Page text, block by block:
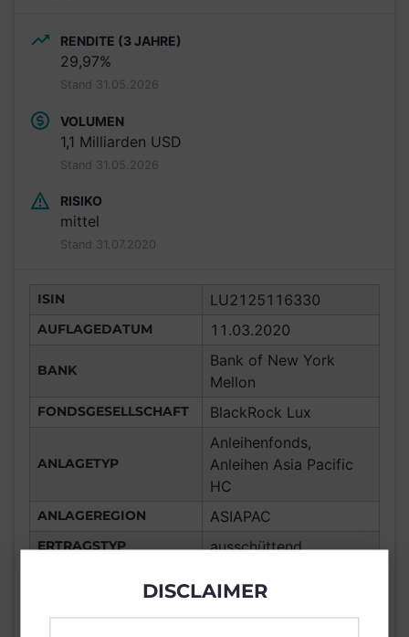
RENDITE (3 JAHRE)
29,97%
Stand 31.05.2026
VOLUMEN
1,1 Milliarden USD
Stand 31.05.2026
RISIKO
mittel
Stand 31.07.2020
ISIN LU2125116330
AUFLAGEDATUM 11.03.2020
BANK
Bank of New York
Mellon
FONDSGESELLSCHAFT BlackRock Lux
ANLAGETYP
Anleihenfonds,
Anleihen Asia Pacific
HC
ANLAGEREGION ASIAPAC
ERTRAGSTYP ausschüttend
DISCLAIMER